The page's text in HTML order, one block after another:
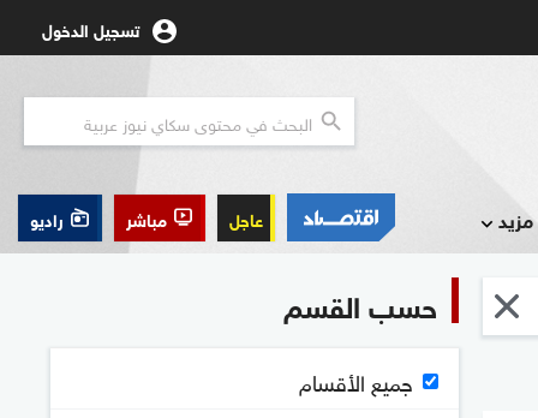
تسجيل الدخول
مزيد عاجل مباشر راديو
حسب القسم
جميع الأقسام